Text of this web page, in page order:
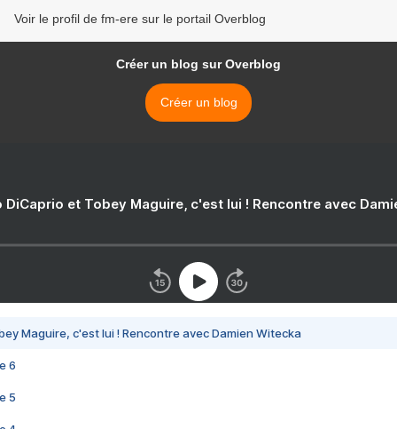
Voir le profil de fm-ere sur le portail Overblog
Créer un blog sur Overblog
Créer un blog
DiCaprio et Tobey Maguire, c'est lui ! Rencontre avec
Maguire, c'est lui ! Rencontre avec Damien Witecka
6
5